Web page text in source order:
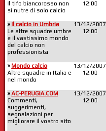
Il tifo biancorosso non
si nutre di solo calcio
12:00
» Il calcio in Umbria
Le altre squadre umbre
e il vastissimo mondo
del calcio non
professionista
13/12/2007
12:00
» Mondo calcio
Altre squadre in Italia e
nel mondo
13/12/2007
12:00
» AC-PERUGIA.COM
Commenti,
suggerimenti,
segnalazioni per
migliorare il vostro sito
13/12/2007
12:00